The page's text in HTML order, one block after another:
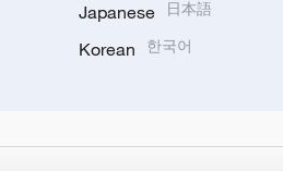
Japanese 日本語
Korean 한국어